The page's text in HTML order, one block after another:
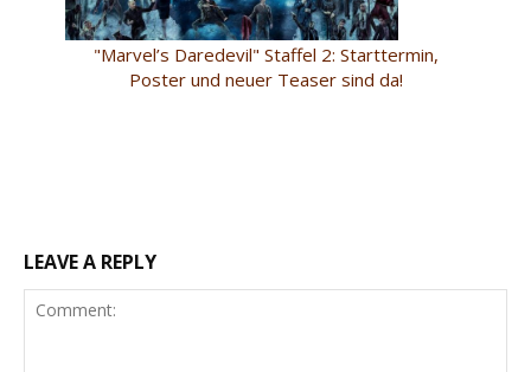
"Marvel’s Daredevil" Staffel 2: Starttermin,
Poster und neuer Teaser sind da!
LEAVE A REPLY